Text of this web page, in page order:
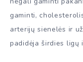
gaminti,
arterijų sienelės ir
padidėja širdies ligų